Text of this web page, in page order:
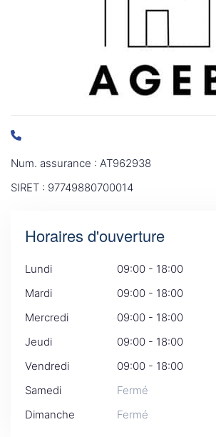
Num. assurance : AT962938
SIRET : 97749880700014
Horaires d'ouverture
Lundi
09:00 - 18:00
Mardi
09:00 - 18:00
Mercredi
09:00 - 18:00
Jeudi
09:00 - 18:00
Vendredi
09:00 - 18:00
Samedi
Fermé
Dimanche
Fermé